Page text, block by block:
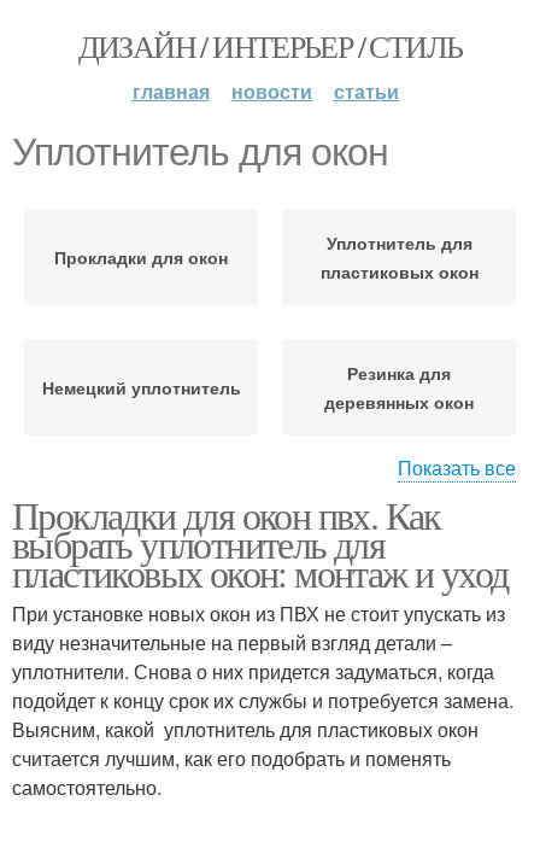
ДИЗАЙН / ИНТЕРЬЕР / СТИЛЬ
главная новости статьи
Уплотнитель для окон
Прокладки для окон
Уплотнитель для
пластиковых окон
Немецкий уплотнитель
Резинка для
деревянных окон
деревянных окон
Уплотнитель для
деревянных окон
Пленка для окон Пластиковое окно
Уплотнитель на окно
Уплотнители для
Показать все
Прокладки для окон пвх. Как
выбрать уплотнитель для
пластиковых окон: монтаж и уход
При установке новых окон из ПВХ не стоит упускать из
виду незначительные на первый взгляд детали –
уплотнители. Снова о них придется задуматься, когда
подойдет к концу срок их службы и потребуется замена.
Выясним, какой уплотнитель для пластиковых окон
считается лучшим, как его подобрать и поменять
самостоятельно.